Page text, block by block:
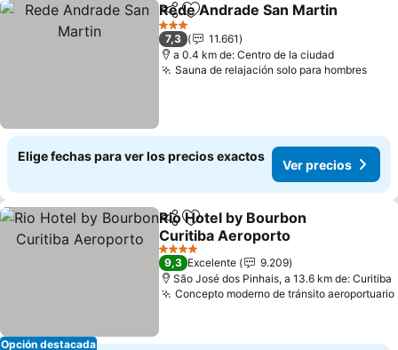
CompartirAgregar a favoritos
Rede Andrade San Martin
3 Estrellas
7,3
11.661
a 0.4 km de: Centro de la ciudad
Sauna de relajación solo para hombres
Elige fechas para ver los precios exactos
Ver precios
Opción destacada
CompartirAgregar a favoritos
Rio Hotel by Bourbon
Curitiba Aeroporto
4 Estrellas
9,3 Excelente
9.209
São José dos Pinhais, a 13.6 km de: Curitiba
Concepto moderno de tránsito aeroportuario